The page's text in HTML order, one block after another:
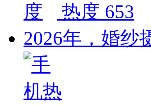
热度 653
2026年，婚纱